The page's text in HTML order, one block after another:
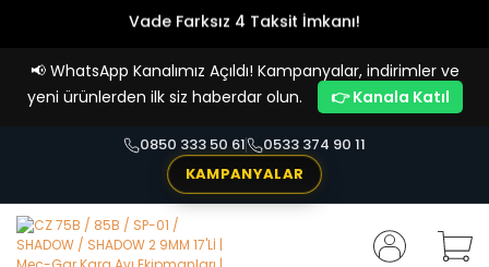
Vade Farksız 4 Taksit İmkanı!
📢 WhatsApp Kanalımız Açıldı! Kampanyalar, indirimler ve
yeni ürünlerden ilk siz haberdar olun.
👉 Kanala Katıl
0850 333 50 61
0533 374 90 11
KAMPANYALAR